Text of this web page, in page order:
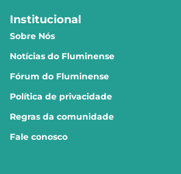
Institucional
Sobre Nós
Notícias do Fluminense
Fórum do Fluminense
Política de privacidade
Regras da comunidade
Fale conosco